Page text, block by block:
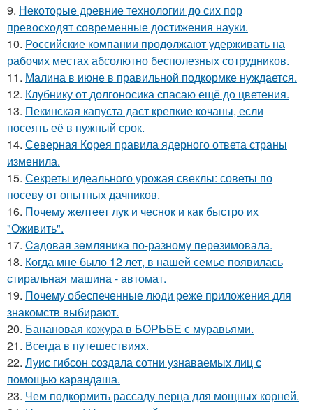
9. Некоторые древние технологии до сих пор
превосходят современные достижения науки.
10. Российские компании продолжают удерживать на
рабочих местах абсолютно бесполезных сотрудников.
11. Малина в июне в правильной подкормке нуждается.
12. Клубнику от долгоносика спасаю ещё до цветения.
13. Пекинская капуста даст крепкие кочаны, если
посеять её в нужный срок.
14. Северная Корея правила ядерного ответа страны
изменила.
15. Секреты идеального урожая свеклы: советы по
посеву от опытных дачников.
16. Почему желтеет лук и чеснок и как быстро их
"Оживить".
17. Caдовая зeмляника по-разному перeзимовала.
18. Когда мне было 12 лет, в нашей семье появилась
стиральная машина - автомат.
19. Почему обеспеченные люди реже приложения для
знакомств выбирают.
20. Банановая кожура в БОРЬБЕ с муравьями.
21. Всегда в путешествиях.
22. Луис гибсон создала сотни узнаваемых лиц с
помощью карандаша.
23. Чем подкормить рассаду перца для мощных корней.